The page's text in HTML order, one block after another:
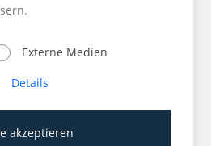
Website in diesem Browser für
speichern.
Externe Medien
Details
akzeptieren